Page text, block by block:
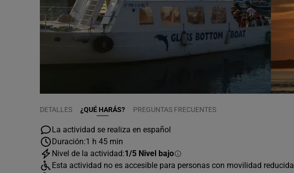
DETALLES ¿QUÉ HARÁS? PREGUNTAS FRECUENTES
La actividad se realiza en español
Duración:1 h 45 min
Nivel de la actividad:1/5 Nivel bajo
Esta actividad no es accesible para personas con movilidad reducida